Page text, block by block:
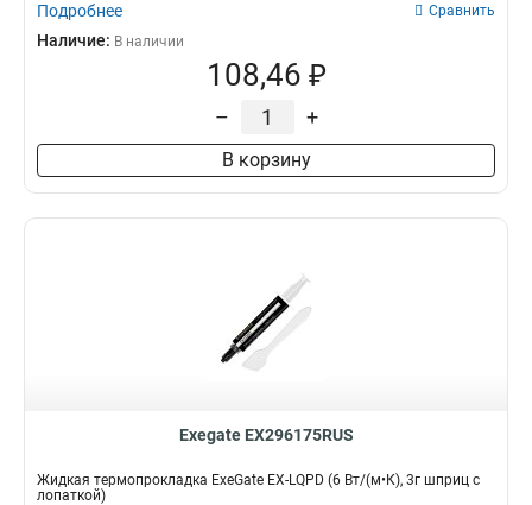
Подробнее Сравнить
Наличие: В наличии
108,46 ₽
– +
В корзину
Exegate EX296175RUS
Жидкая термопрокладка ExeGate EX-LQPD (6 Вт/(м•К), 3г шприц с
лопаткой)